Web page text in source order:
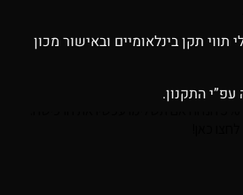
תווי תקן בינלאומיים ובאישור מכון
התקנון.